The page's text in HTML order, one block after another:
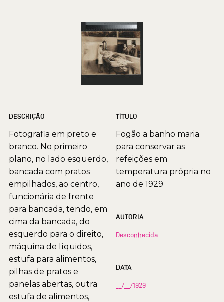
DESCRIÇÃO
Fotografia em preto e
branco. No primeiro
plano, no lado esquerdo,
bancada com pratos
empilhados, ao centro,
funcionária de frente
para bancada, tendo, em
cima da bancada, do
esquerdo para o direito,
máquina de líquidos,
estufa para alimentos,
pilhas de pratos e
panelas abertas, outra
estufa de alimentos,
TÍTULO
Fogão a banho maria
para conservar as
refeições em
temperatura própria no
ano de 1929
AUTORIA
Desconhecida
DATA
__/__/1929